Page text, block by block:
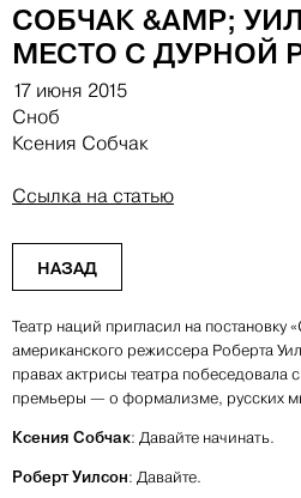
СОБЧАК &AMP;
МЕСТО С ДУРНОЙ
17 июня 2015
Сноб
Ксения Собчак
Ссылка на статью
НАЗАД
Театр наций пригласил на постановку
американского режиссера Роберта
правах актрисы театра побеседовала
премьеры — о формализме, русских
Ксения Собчак: Давайте начинать.
Роберт Уилсон: Давайте.